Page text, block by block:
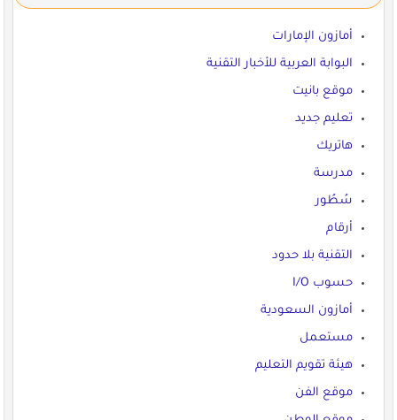
أمازون الإمارات
البوابة العربية للأخبار التقنية
موقع بانيت
تعليم جديد
هاتريك
مدرسة
سُطُور
أرقام
التقنية بلا حدود
حسوب I/O
أمازون السعودية
مستعمل
هيئة تقويم التعليم
موقع الفن